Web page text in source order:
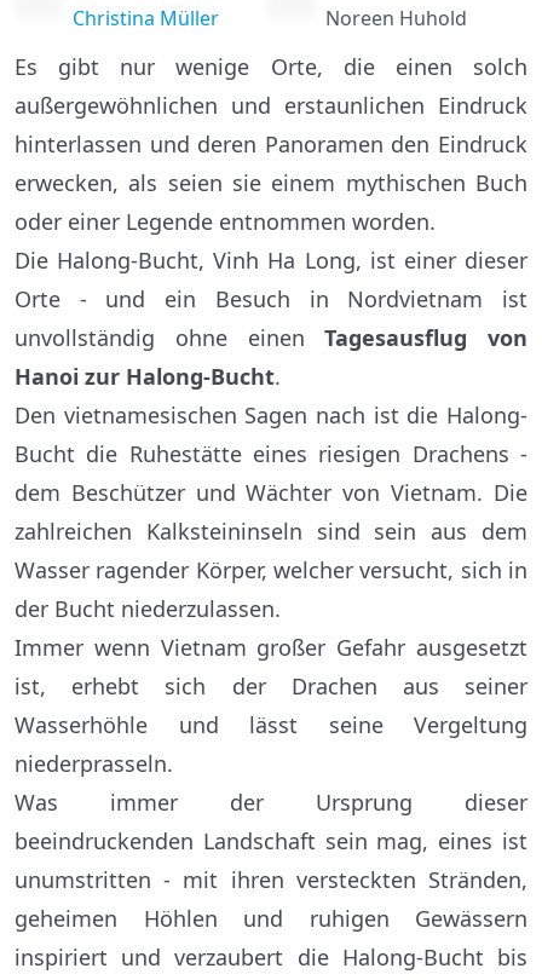
Christina Müller Noreen Huhold
Es gibt nur wenige Orte, die einen solch
außergewöhnlichen und erstaunlichen Eindruck
hinterlassen und deren Panoramen den Eindruck
erwecken, als seien sie einem mythischen Buch
oder einer Legende entnommen worden.
Die Halong-Bucht, Vinh Ha Long, ist einer dieser
Orte - und ein Besuch in Nordvietnam ist
unvollständig ohne einenTagesausflug von
Hanoi zur Halong-Bucht.
Den vietnamesischen Sagen nach ist die Halong-
Bucht die Ruhestätte eines riesigen Drachens -
dem Beschützer und Wächter von Vietnam. Die
zahlreichen Kalksteininseln sind sein aus dem
Wasser ragender Körper, welcher versucht, sich in
der Bucht niederzulassen.
Immer wenn Vietnam großer Gefahr ausgesetzt
ist, erhebt sich der Drachen aus seiner
Wasserhöhle und lässt seine Vergeltung
niederprasseln.
Was immer der Ursprung dieser
beeindruckenden Landschaft sein mag, eines ist
unumstritten - mit ihren versteckten Stränden,
geheimen Höhlen und ruhigen Gewässern
inspiriert und verzaubert die Halong-Bucht bis